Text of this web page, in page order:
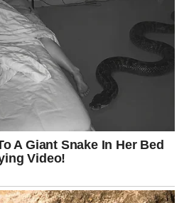
IZDRŽANO
radi više nego drugi. Ali
da trud ima smisla. Sada ta